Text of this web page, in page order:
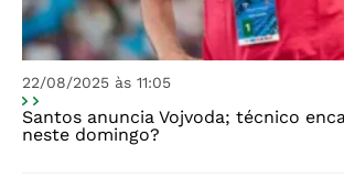
22/08/2025 às 11:05
Santos anuncia Vojvoda; técnico
neste domingo?